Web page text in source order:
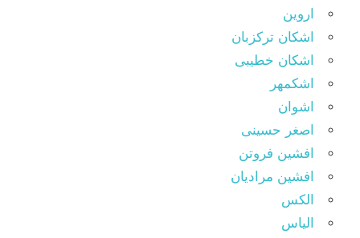
اروین
اشکان ترکزبان
اشکان خطیبی
اشکمهر
اشوان
اصغر حسینی
افشین فروتن
افشین مرادیان
الکس
الیاس